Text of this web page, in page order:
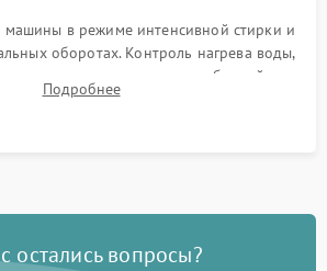
машины в режиме интенсивной стирки и
оборотах. Контроль нагрева воды,
отсутствия излишних вибраций,
стуков и протечек под корпусом.
Подробнее
остались вопросы?